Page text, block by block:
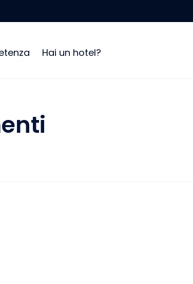
Hai un hotel?